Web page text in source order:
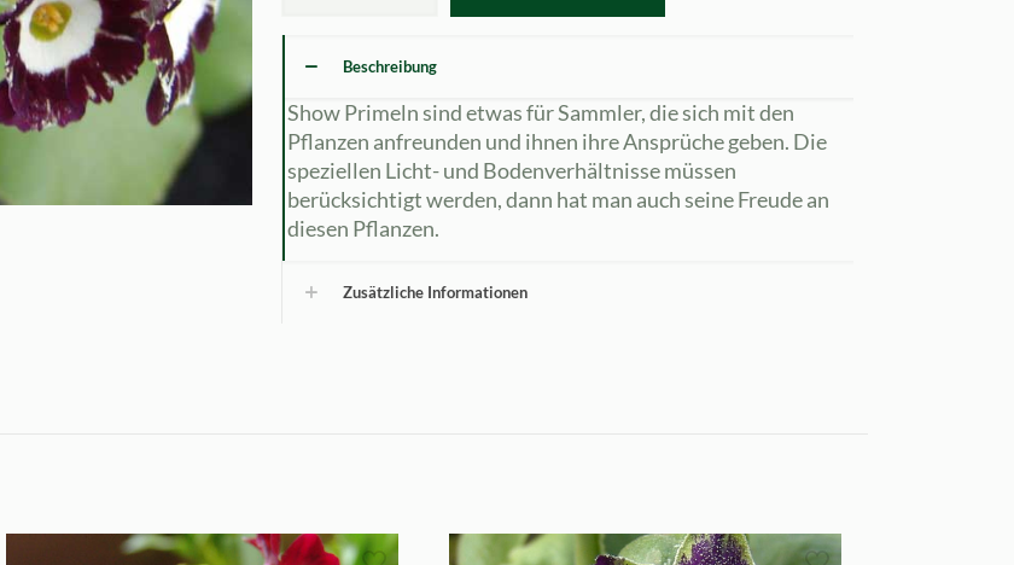
Rattenfänger
JP
(ST)
Menge
Beschreibung
Show Primeln sind etwas für Sammler, die sich mit den
Pflanzen anfreunden und ihnen ihre Ansprüche geben. Die
speziellen Licht- und Bodenverhältnisse müssen
berücksichtigt werden, dann hat man auch seine Freude an
diesen Pflanzen.
Zusätzliche Informationen